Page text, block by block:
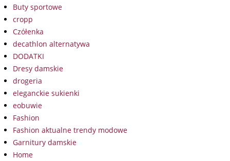
Buty sportowe
cropp
Czółenka
decathlon alternatywa
DODATKI
Dresy damskie
drogeria
eleganckie sukienki
eobuwie
Fashion
Fashion aktualne trendy modowe
Garnitury damskie
Home